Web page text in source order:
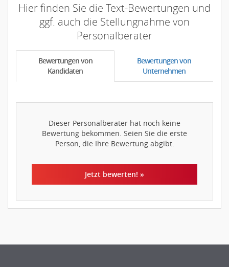
Hier finden Sie die Text-Bewertungen und
ggf. auch die Stellungnahme von
Personalberater
Bewertungen von
Kandidaten
Bewertungen von
Unternehmen
Dieser Personalberater hat noch keine
Bewertung bekommen. Seien Sie die erste
Person, die Ihre Bewertung abgibt.
Jetzt bewerten! »